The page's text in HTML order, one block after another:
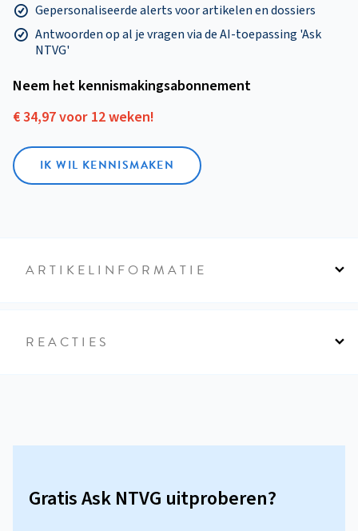
Gepersonaliseerde alerts voor artikelen en dossiers
Antwoorden op al je vragen via de AI-toepassing 'Ask
NTVG'
Neem het kennismakings­abonnement
€ 34,97 voor 12 weken!
IK WIL KENNISMAKEN
ARTIKELINFORMATIE
REACTIES
Gratis Ask NTVG uitproberen?